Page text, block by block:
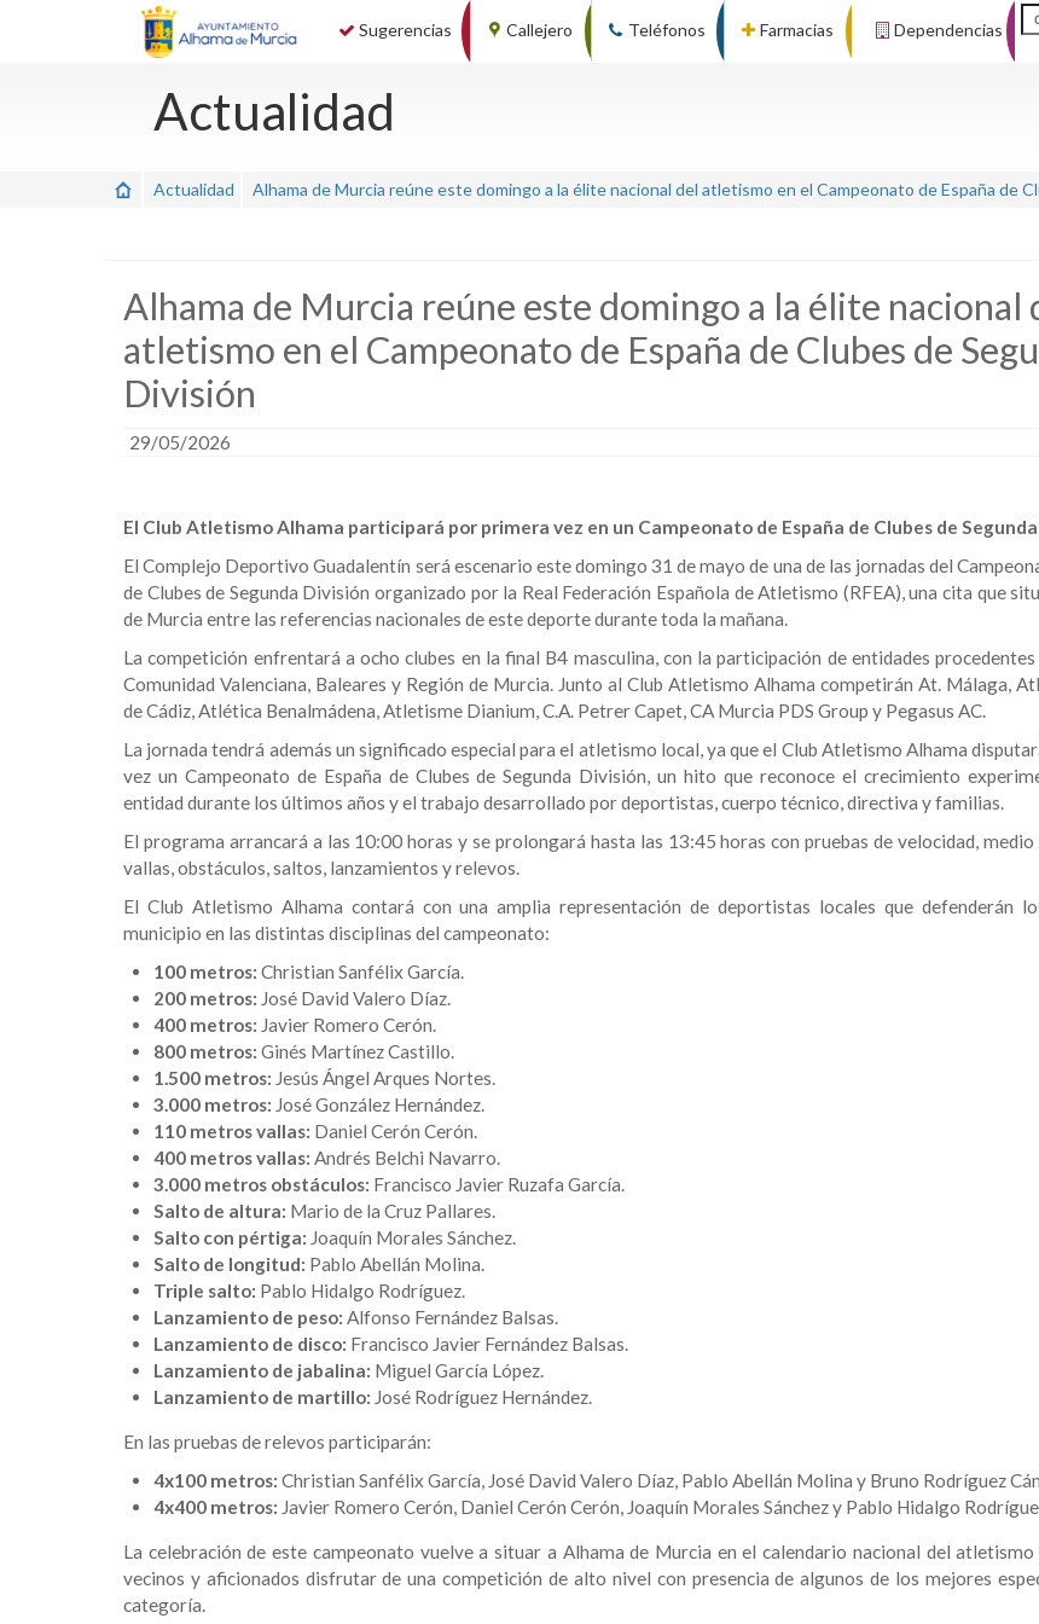
Sugerencias Callejero Teléfonos Farmacias Dependencias
Actualidad
Actualidad Alhama de Murcia reúne este domingo a la élite nacional del atletismo en el Campeonato de España de
Alhama de Murcia reúne este domingo a la élite nacional
atletismo en el Campeonato de España de Clubes de
División
29/05/2026
El Club Atletismo Alhama participará por primera vez en un Campeonato de España de Clubes de
El Complejo Deportivo Guadalentín será escenario este domingo 31 de mayo de una de las jornadas del
de Clubes de Segunda División organizado por la Real Federación Española de Atletismo (RFEA), una cita que
de Murcia entre las referencias nacionales de este deporte durante toda la mañana.
La competición enfrentará a ocho clubes en la final B4 masculina, con la participación de entidades procedentes
Comunidad Valenciana, Baleares y Región de Murcia. Junto al Club Atletismo Alhama competirán At. Málaga,
de Cádiz, Atlética Benalmádena, Atletisme Dianium, C.A. Petrer Capet, CA Murcia PDS Group y Pegasus AC.
La jornada tendrá además un significado especial para el atletismo local, ya que el Club Atletismo Alhama
vez un Campeonato de España de Clubes de Segunda División, un hito que reconoce el crecimiento
entidad durante los últimos años y el trabajo desarrollado por deportistas, cuerpo técnico, directiva y familias.
El programa arrancará a las 10:00 horas y se prolongará hasta las 13:45 horas con pruebas de velocidad,
vallas, obstáculos, saltos, lanzamientos y relevos.
El Club Atletismo Alhama contará con una amplia representación de deportistas locales que defenderán
municipio en las distintas disciplinas del campeonato:
100 metros: Christian Sanfélix García.
200 metros: José David Valero Díaz.
400 metros: Javier Romero Cerón.
800 metros: Ginés Martínez Castillo.
1.500 metros: Jesús Ángel Arques Nortes.
3.000 metros: José González Hernández.
110 metros vallas: Daniel Cerón Cerón.
400 metros vallas: Andrés Belchi Navarro.
3.000 metros obstáculos: Francisco Javier Ruzafa García.
Salto de altura: Mario de la Cruz Pallares.
Salto con pértiga: Joaquín Morales Sánchez.
Salto de longitud: Pablo Abellán Molina.
Triple salto: Pablo Hidalgo Rodríguez.
Lanzamiento de peso: Alfonso Fernández Balsas.
Lanzamiento de disco: Francisco Javier Fernández Balsas.
Lanzamiento de jabalina: Miguel García López.
Lanzamiento de martillo: José Rodríguez Hernández.
En las pruebas de relevos participarán:
4x100 metros: Christian Sanfélix García, José David Valero Díaz, Pablo Abellán Molina y Bruno Rodríguez
4x400 metros: Javier Romero Cerón, Daniel Cerón Cerón, Joaquín Morales Sánchez y Pablo Hidalgo
La celebración de este campeonato vuelve a situar a Alhama de Murcia en el calendario nacional del
vecinos y aficionados disfrutar de una competición de alto nivel con presencia de algunos de los mejores
categoría.